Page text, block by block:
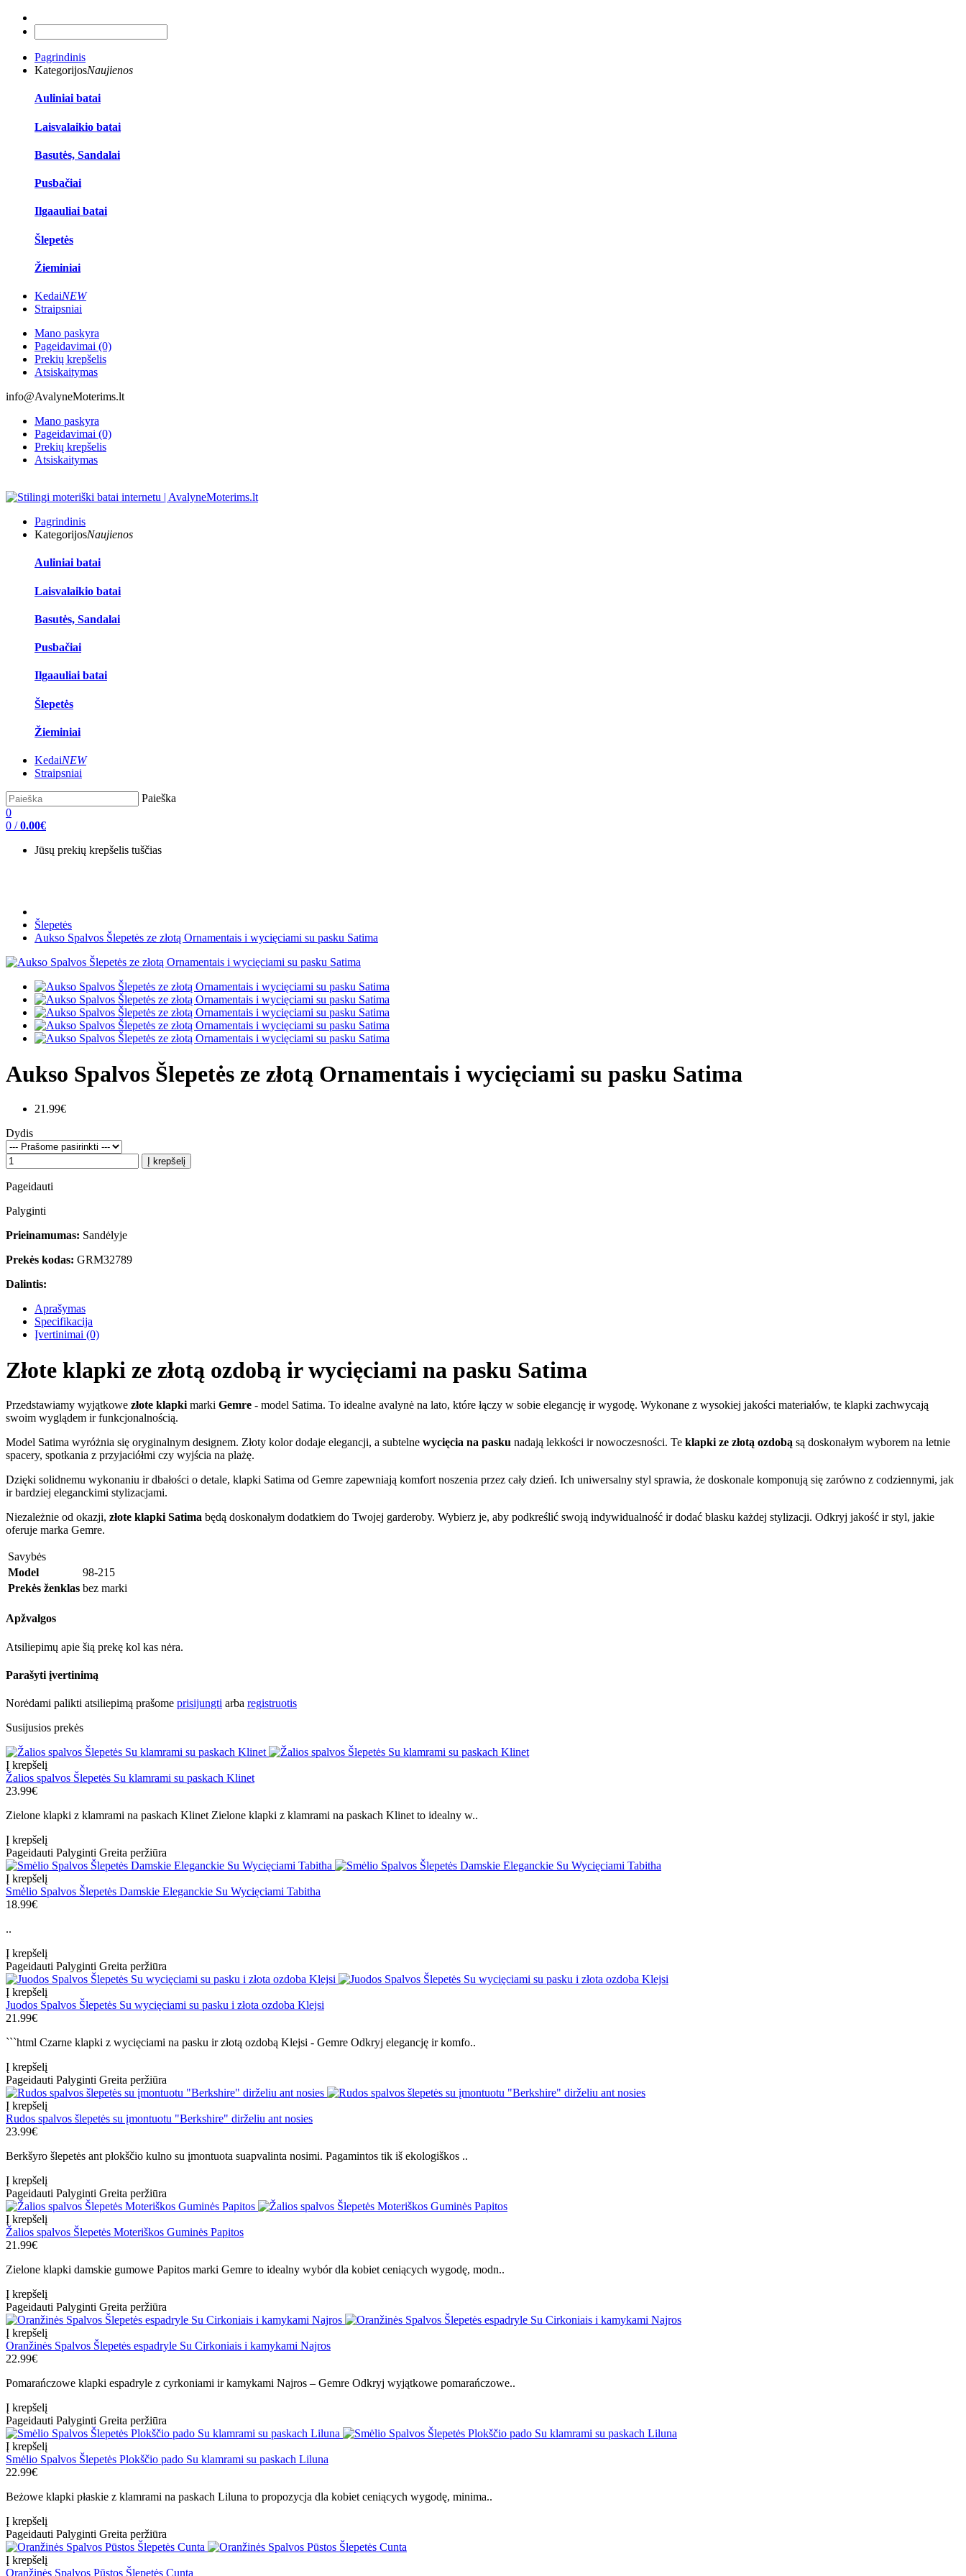
Pagrindinis
KategorijosNaujienos
Auliniai batai
Laisvalaikio batai
Basutės, Sandalai
Pusbačiai
Ilgaauliai batai
Šlepetės
Žieminiai
KedaiNEW
Straipsniai
Mano paskyra
Pageidavimai (0)
Prekių krepšelis
Atsiskaitymas
info@AvalyneMoterims.lt
Mano paskyra
Pageidavimai (0)
Prekių krepšelis
Atsiskaitymas
Pagrindinis
KategorijosNaujienos
Auliniai batai
Laisvalaikio batai
Basutės, Sandalai
Pusbačiai
Ilgaauliai batai
Šlepetės
Žieminiai
KedaiNEW
Straipsniai
Paieška
0
0 / 0.00€
Jūsų prekių krepšelis tuščias
Šlepetės
Aukso Spalvos Šlepetės ze złotą Ornamentais i wycięciami su pasku Satima
Aukso Spalvos Šlepetės ze złotą Ornamentais i wycięciami su pasku Satima
21.99€
Dydis
Į krepšelį
Pageidauti
Palyginti
Prieinamumas: Sandėlyje
Prekės kodas: GRM32789
Dalintis:
Aprašymas
Specifikacija
Įvertinimai (0)
Złote klapki ze złotą ozdobą ir wycięciami na pasku Satima
Przedstawiamy wyjątkowe złote klapki marki Gemre - model Satima. To idealne avalynė na lato, które łączy w sobie elegancję ir wygodę. Wykonane z wysokiej jakości materiałów, te klapki zachwycają
swoim wyglądem ir funkcjonalnością.
Model Satima wyróżnia się oryginalnym designem. Złoty kolor dodaje elegancji, a subtelne wycięcia na pasku nadają lekkości ir nowoczesności. Te klapki ze złotą ozdobą są doskonałym wyborem na letnie
spacery, spotkania z przyjaciółmi czy wyjścia na plażę.
Dzięki solidnemu wykonaniu ir dbałości o detale, klapki Satima od Gemre zapewniają komfort noszenia przez cały dzień. Ich uniwersalny styl sprawia, że doskonale komponują się zarówno z codziennymi, jak
ir bardziej eleganckimi stylizacjami.
Niezależnie od okazji, złote klapki Satima będą doskonałym dodatkiem do Twojej garderoby. Wybierz je, aby podkreślić swoją indywidualność ir dodać blasku każdej stylizacji. Odkryj jakość ir styl, jakie
oferuje marka Gemre.
Savybės
Model
98-215
Prekės ženklas bez marki
Apžvalgos
Atsiliepimų apie šią prekę kol kas nėra.
Parašyti įvertinimą
Norėdami palikti atsiliepimą prašome prisijungti arba registruotis
Susijusios prekės
Į krepšelį
Žalios spalvos Šlepetės Su klamrami su paskach Klinet
23.99€
Zielone klapki z klamrami na paskach Klinet Zielone klapki z klamrami na paskach Klinet to idealny w..
Į krepšelį
Pageidauti Palyginti Greita peržiūra
Į krepšelį
Smėlio Spalvos Šlepetės Damskie Eleganckie Su Wycięciami Tabitha
18.99€
..
Į krepšelį
Pageidauti Palyginti Greita peržiūra
Į krepšelį
Juodos Spalvos Šlepetės Su wycięciami su pasku i złota ozdoba Klejsi
21.99€
```html Czarne klapki z wycięciami na pasku ir złotą ozdobą Klejsi - Gemre Odkryj elegancję ir komfo..
Į krepšelį
Pageidauti Palyginti Greita peržiūra
Į krepšelį
Rudos spalvos šlepetės su įmontuotu "Berkshire" dirželiu ant nosies
23.99€
Berkšyro šlepetės ant plokščio kulno su įmontuota suapvalinta nosimi. Pagamintos tik iš ekologiškos ..
Į krepšelį
Pageidauti Palyginti Greita peržiūra
Į krepšelį
Žalios spalvos Šlepetės Moteriškos Guminės Papitos
21.99€
Zielone klapki damskie gumowe Papitos marki Gemre to idealny wybór dla kobiet ceniących wygodę, modn..
Į krepšelį
Pageidauti Palyginti Greita peržiūra
Į krepšelį
Oranžinės Spalvos Šlepetės espadryle Su Cirkoniais i kamykami Najros
22.99€
Pomarańczowe klapki espadryle z cyrkoniami ir kamykami Najros – Gemre Odkryj wyjątkowe pomarańczowe..
Į krepšelį
Pageidauti Palyginti Greita peržiūra
Į krepšelį
Smėlio Spalvos Šlepetės Plokščio pado Su klamrami su paskach Liluna
22.99€
Beżowe klapki płaskie z klamrami na paskach Liluna to propozycja dla kobiet ceniących wygodę, minima..
Į krepšelį
Pageidauti Palyginti Greita peržiūra
Į krepšelį
Oranžinės Spalvos Pūstos Šlepetės Cunta